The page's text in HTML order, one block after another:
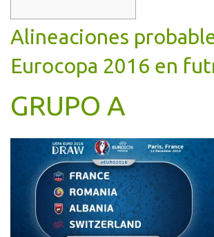
Alineaciones
Eurocopa 2016 en
GRUPO A